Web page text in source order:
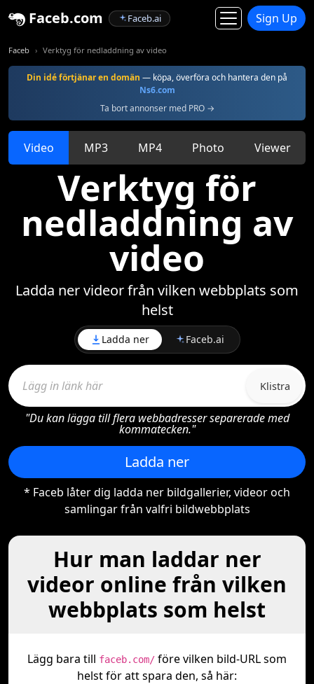
Faceb.com Faceb.ai Sign Up
Faceb Verktyg för nedladdning av video
Din idé förtjänar en domän — köpa, överföra och hantera den på
Ns6.com
Ta bort annonser med PRO →
Video MP3 MP4 Photo Viewer
Verktyg för
nedladdning av
video
Ladda ner videor från vilken webbplats som
helst
Ladda ner Faceb.ai
Klistra
"Du kan lägga till flera webbadresser separerade med
kommatecken."
Ladda ner
* Faceb låter dig ladda ner bildgallerier, videor och
samlingar från valfri bildwebbplats
Hur man laddar ner
videor online från vilken
webbplats som helst
Lägg bara till faceb.com/ före vilken bild-URL som
helst för att spara den, så här: